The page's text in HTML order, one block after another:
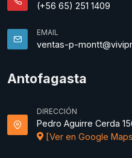
(+56 65) 251 1409
EMAIL
ventas-p-
Antofagasta
DIRECCIÓN
Pedro Aguirre Cerda
[Ver en Google